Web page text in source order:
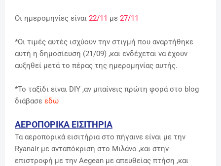
Οι ημερομηνίες είναι 22/11 με 27/11
*Οι τιμές αυτές ισχύουν την στιγμή που αναρτήθηκε
αυτή η δημοσίευση (21/09) ,και ενδέχεται να έχουν
αυξηθεί μετά το πέρας της ημερομηνίας αυτής.
*Το ταξίδι είναι DIY ,αν μπαίνεις πρώτη φορά στο blog
διάβασε εδώ
ΑΕΡΟΠΟΡΙΚΑ ΕΙΣΙΤΗΡΙΑ
Τα αεροπορικά εισιτήρια στο πήγαινε είναι με την
Ryanair με ανταπόκριση στο Μιλάνο ,και στην
επιστροφή με την Aegean με απευθείας πτήση ,και